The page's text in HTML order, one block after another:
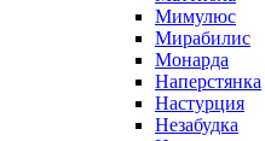
Мимулюс
Мирабилис
Монарда
Наперстянка
Настурция
Незабудка